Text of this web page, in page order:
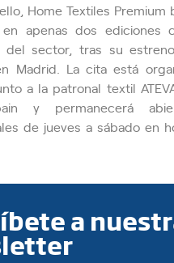
Home Textiles Premium
en apenas dos ediciones
del sector, tras su
Madrid. La cita está
a la patronal textil
y permanecerá
de jueves a sábado en
a